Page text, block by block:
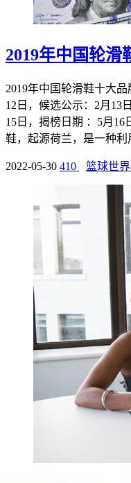
2019年中国轮滑
2019年中国轮滑鞋十大
12日，候选公示：2月13
15日，揭榜日期 ：5月
鞋，起源荷兰，是一种
2022-05-30 410 篮球世